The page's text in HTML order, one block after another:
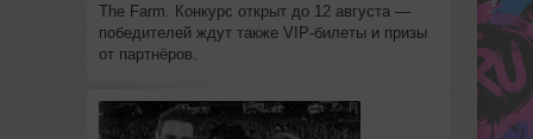
The Farm. Конкурс открыт до 12 августа —
победителей ждут также VIP‑билеты и призы
от партнёров.